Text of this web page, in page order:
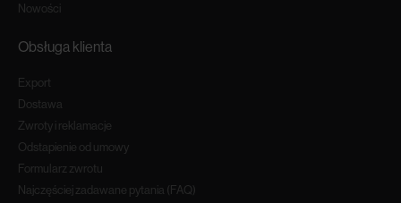
Nowości
Obsługa klienta
Export
Dostawa
Zwroty i reklamacje
Odstapienie od umowy
Formularz zwrotu
Najczęściej zadawane pytania (FAQ)